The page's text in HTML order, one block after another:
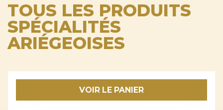
TOUS LES PRODUITS
SPÉCIALITÉS
ARIÉGEOISES
VOIR LE PANIER